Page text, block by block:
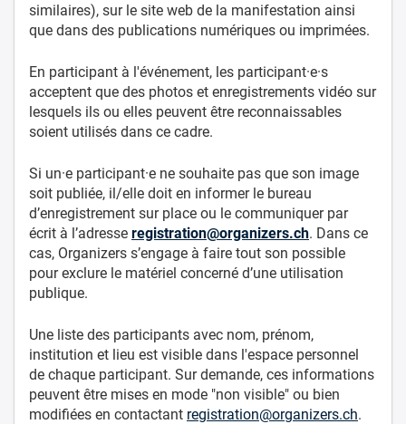
similaires), sur le site web de la manifestation ainsi
que dans des publications numériques ou imprimées.
En participant à l'événement, les participant·e·s
acceptent que des photos et enregistrements vidéo sur
lesquels ils ou elles peuvent être reconnaissables
soient utilisés dans ce cadre.
Si un·e participant·e ne souhaite pas que son image
soit publiée, il/elle doit en informer le bureau
d’enregistrement sur place ou le communiquer par
écrit à l’adresse registration@organizers.ch. Dans ce
cas, Organizers s’engage à faire tout son possible
pour exclure le matériel concerné d’une utilisation
publique.
Une liste des participants avec nom, prénom,
institution et lieu est visible dans l'espace personnel
de chaque participant. Sur demande, ces informations
peuvent être mises en mode "non visible" ou bien
modifiées en contactant registration@organizers.ch.